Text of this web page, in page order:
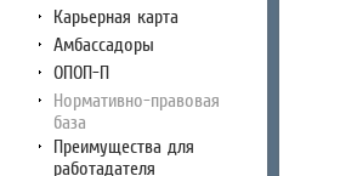
Карьерная карта
Амбассадоры
ОПОП-П
Нормативно-правовая
база
Преимущества для
работадателя